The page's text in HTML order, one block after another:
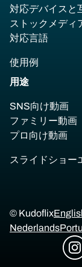
対応デバイスと
ストックメディ
対応言語
使用例
用途
SNS向け動画
ファミリー動画
プロ向け動画
スライドショー
© Kudoflix
Nederlands